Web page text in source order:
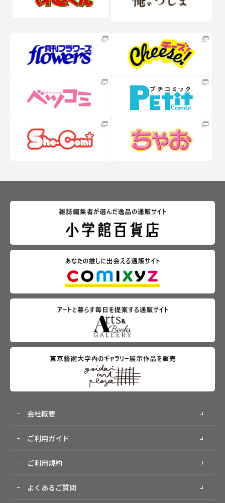
会社概要
ご利用ガイド
ご利用規約
よくあるご質問